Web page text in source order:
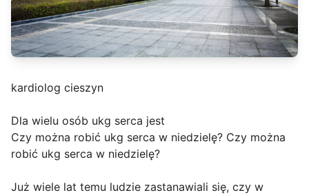
kardiolog cieszyn
Dla wielu osób ukg serca jest
Czy można robić ukg serca w niedzielę? Czy można
robić ukg serca w niedzielę?
Już wiele lat temu ludzie zastanawiali się, czy w